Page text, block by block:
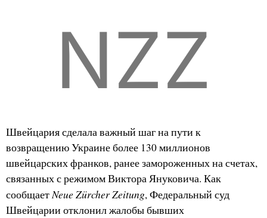
NZZ
Швейцария сделала важный шаг на пути к
возвращению Украине более 130 миллионов
швейцарских франков, ранее замороженных на счетах,
связанных с режимом Виктора Януковича. Как
сообщаетNeue Zürcher Zeitung, Федеральный суд
Швейцарии отклонил жалобы бывших